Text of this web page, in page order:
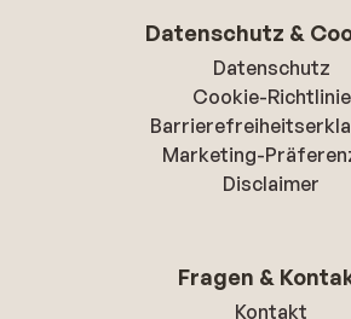
Datenschutz &
Datenschutz
Cookie-Richtlinie
Marketing-
Disclaimer
Fragen &
Kontakt